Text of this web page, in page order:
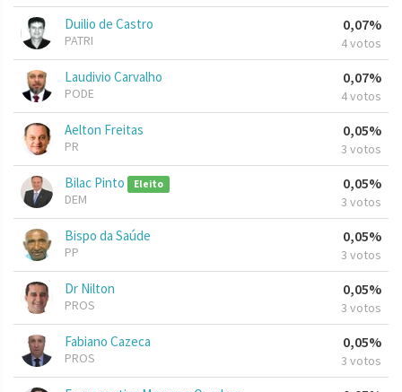
Duilio de Castro
PATRI
0,07%
4 votos
Laudivio Carvalho
PODE
0,07%
4 votos
Aelton Freitas
PR
0,05%
3 votos
Bilac Pinto Eleito
DEM
0,05%
3 votos
Bispo da Saúde
PP
0,05%
3 votos
Dr Nilton
PROS
0,05%
3 votos
Fabiano Cazeca
PROS
0,05%
3 votos